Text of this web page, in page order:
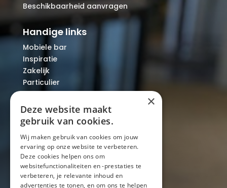
Beschikbaarheid aanvragen
Handige links
Mobiele bar
Inspiratie
Zakelijk
Particulier
Over ons
Blog
Locaties
Mobiele bar
Mobiele bar huren
Bier/wijn/fris bar
×
Deze website maakt
gebruik van cookies.
Wij maken gebruik van cookies om jouw
ervaring op onze website te verbeteren.
Deze cookies helpen ons om
websitefunctionaliteiten en -prestaties te
verbeteren, je relevante inhoud en
advertenties te tonen, en om ons te helpen